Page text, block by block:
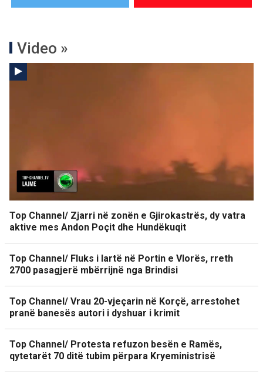
Video »
Top Channel/ Zjarri në zonën e Gjirokastrës, dy vatra
aktive mes Andon Poçit dhe Hundëkuqit
Top Channel/ Fluks i lartë në Portin e Vlorës, rreth
2700 pasagjerë mbërrijnë nga Brindisi
Top Channel/ Vrau 20-vjeçarin në Korçë, arrestohet
pranë banesës autori i dyshuar i krimit
Top Channel/ Protesta refuzon besën e Ramës,
qytetarët 70 ditë tubim përpara Kryeministrisë